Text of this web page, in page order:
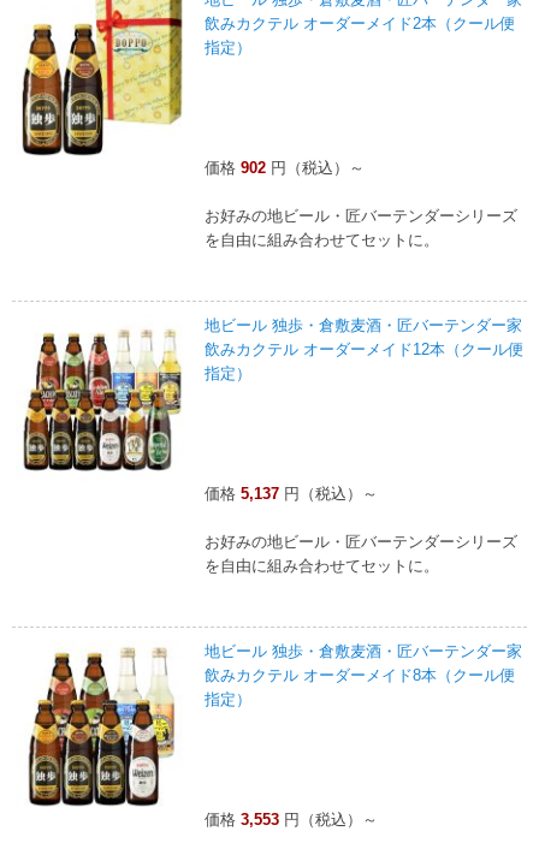
飲みカクテル オーダーメイド2本（クール便
指定）
価格 902 円（税込）～
お好みの地ビール・匠バーテンダーシリーズ
を自由に組み合わせてセットに。
地ビール 独歩・倉敷麦酒・匠バーテンダー家
飲みカクテル オーダーメイド12本（クール便
指定）
価格 5,137 円（税込）～
お好みの地ビール・匠バーテンダーシリーズ
を自由に組み合わせてセットに。
地ビール 独歩・倉敷麦酒・匠バーテンダー家
飲みカクテル オーダーメイド8本（クール便
指定）
価格 3,553 円（税込）～